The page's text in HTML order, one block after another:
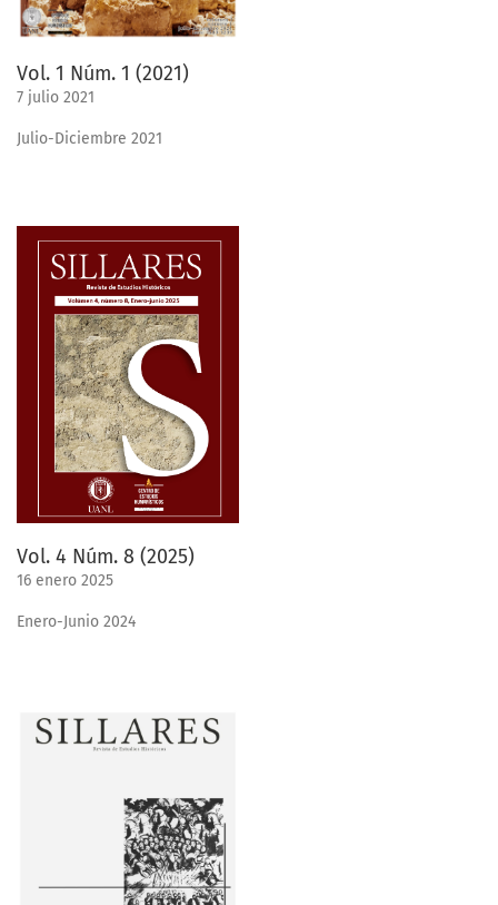
Vol. 1 Núm. 1 (2021)
7 julio 2021
Julio-Diciembre 2021
Vol. 4 Núm. 8 (2025)
16 enero 2025
Enero-Junio 2024